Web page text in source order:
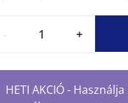
+
HETI AKCIÓ -